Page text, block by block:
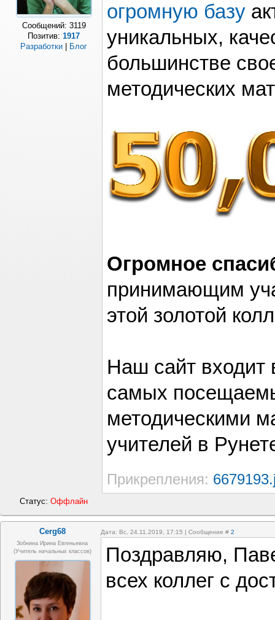
Сообщений: 3119
Позитив:1917
Разработки
Блог
огромную базу
уникальных,
большинстве
методических
Огромное
принимающим
этой золотой
Наш сайт входит
самых
методическими
учителей в
Прикрепления:
Статус:Оффлайн
Cerg68 Дата: Вс, 24.11.2019, 17:15 | Сообщение # 2
Зобнина Ирина Евгеньевна
(учитель начальных классов)
Поздравляю,
всех коллег с